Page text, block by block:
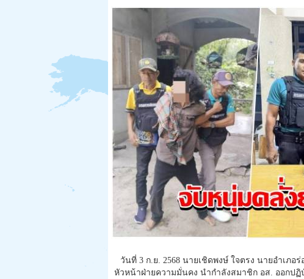
วันที่ 3 ก.ย. 2568 นายเชิดพงษ์ ใจตรง นายอำเภ
หัวหน้าฝ่ายความมั่นคง นำกำลังสมาชิก อส. ออกปฏิ